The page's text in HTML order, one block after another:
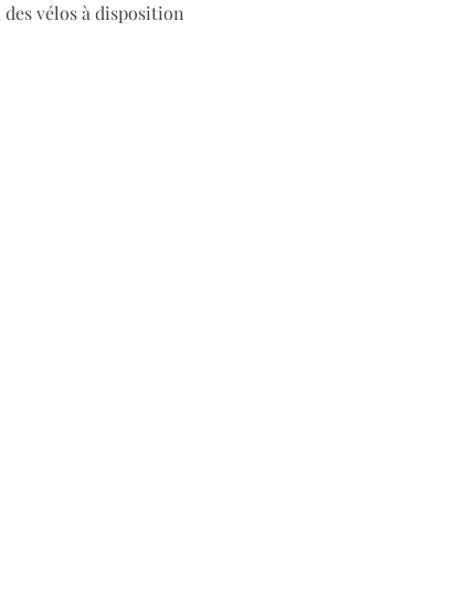
des vélos à disposition